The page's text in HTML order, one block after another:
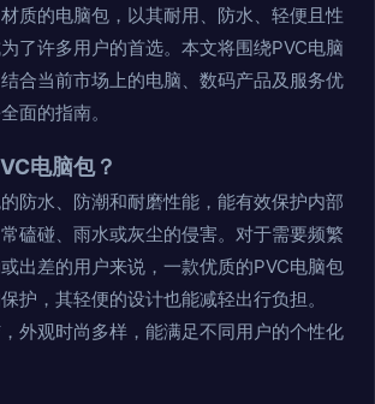
质的电脑包，以其耐用、防水、轻便且性
了许多用户的首选。本文将围绕PVC电脑
合当前市场上的电脑、数码产品及服务优
面的指南。
电脑包？
防水、防潮和耐磨性能，能有效保护内部
磕碰、雨水或灰尘的侵害。对于需要频繁
出差的用户来说，一款优质的PVC电脑包
护，其轻便的设计也能减轻出行负担。
外观时尚多样，能满足不同用户的个性化